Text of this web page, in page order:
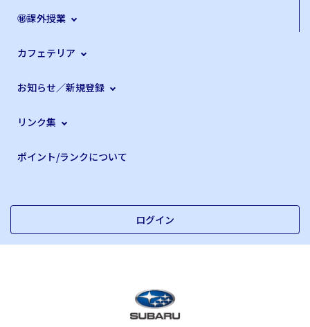
㊙課外授業
カフェテリア
お知らせ／新規登録
リンク集
ポイント/ランクについて
ログイン